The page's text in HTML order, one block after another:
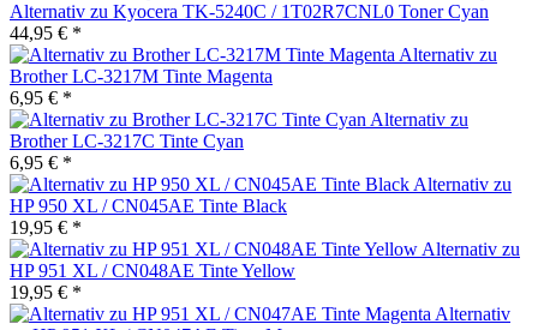
Alternativ zu Kyocera TK-5240C / 1T02R7CNL0 Toner Cyan
44,95 € *
Alternativ zu
Brother LC-3217M Tinte Magenta
6,95 € *
Alternativ zu
Brother LC-3217C Tinte Cyan
6,95 € *
Alternativ zu
HP 950 XL / CN045AE Tinte Black
19,95 € *
Alternativ zu
HP 951 XL / CN048AE Tinte Yellow
19,95 € *
Alternativ